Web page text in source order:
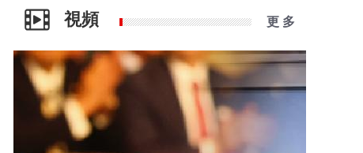
視頻 更 多